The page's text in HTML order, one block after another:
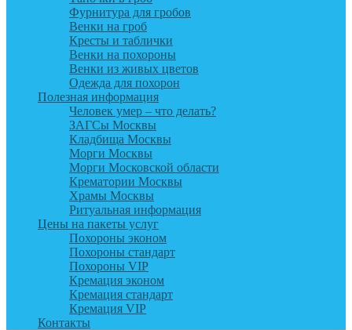
Фурнитура для гробов
Венки на гроб
Кресты и таблички
Венки на похороны
Венки из живых цветов
Одежда для похорон
Полезная информация
Человек умер – что делать?
ЗАГСы Москвы
Кладбища Москвы
Морги Москвы
Морги Московской области
Крематории Москвы
Храмы Москвы
Ритуальная информация
Цены на пакеты услуг
Похороны эконом
Похороны стандарт
Похороны VIP
Кремация эконом
Кремация стандарт
Кремация VIP
Контакты